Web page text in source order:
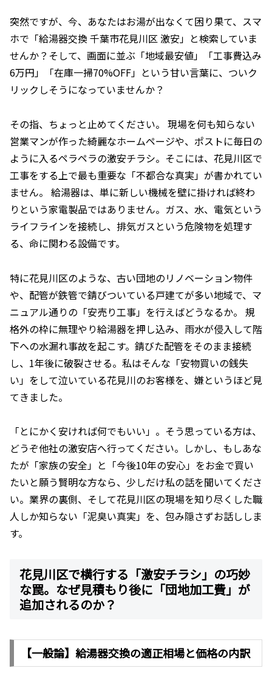
突然ですが、今、あなたはお湯が出なくて困り果て、スマ
ホで「給湯器交換 千葉市花見川区 激安」と検索していま
せんか？そして、画面に並ぶ「地域最安値」「工事費込み
6万円」「在庫一掃70%OFF」という甘い言葉に、ついク
リックしそうになっていませんか？
その指、ちょっと止めてください。 現場を何も知らない
営業マンが作った綺麗なホームページや、ポストに毎日の
ように入るペラペラの激安チラシ。そこには、花見川区で
工事をする上で最も重要な「不都合な真実」が書かれてい
ません。 給湯器は、単に新しい機械を壁に掛ければ終わ
りという家電製品ではありません。ガス、水、電気という
ライフラインを接続し、排気ガスという危険物を処理す
る、命に関わる設備です。
特に花見川区のような、古い団地のリノベーション物件
や、配管が鉄管で錆びついている戸建てが多い地域で、マ
ニュアル通りの「安売り工事」を行えばどうなるか。 規
格外の枠に無理やり給湯器を押し込み、雨水が侵入して階
下への水漏れ事故を起こす。錆びた配管をそのまま接続
し、1年後に破裂させる。私はそんな「安物買いの銭失
い」をして泣いている花見川のお客様を、嫌というほど見
てきました。
「とにかく安ければ何でもいい」。そう思っている方は、
どうぞ他社の激安店へ行ってください。しかし、もしあな
たが「家族の安全」と「今後10年の安心」をお金で買い
たいと願う賢明な方なら、少しだけ私の話を聞いてくださ
い。業界の裏側、そして花見川区の現場を知り尽くした職
人しか知らない「泥臭い真実」を、包み隠さずお話ししま
す。
花見川区で横行する「激安チラシ」の巧妙
な罠。なぜ見積もり後に「団地加工費」が
追加されるのか？
【一般論】給湯器交換の適正相場と価格の内訳